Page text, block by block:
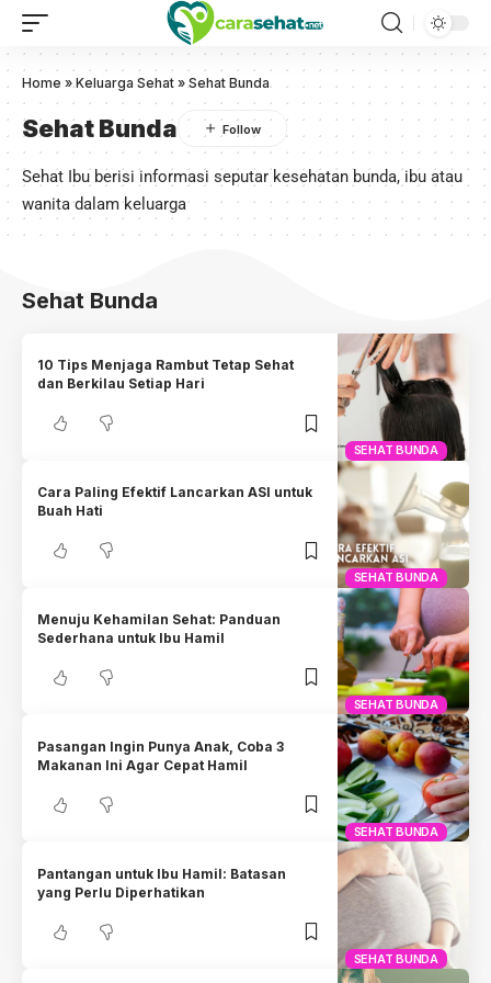
Home »Keluarga Sehat »Sehat Bunda
Sehat Bunda
Sehat Ibu berisi informasi seputar kesehatan bunda, ibu atau
wanita dalam keluarga
Sehat Bunda
SEHAT BUNDA
10 Tips Menjaga Rambut Tetap Sehat
dan Berkilau Setiap Hari
SEHAT BUNDA
Cara Paling Efektif Lancarkan ASI untuk
Buah Hati
SEHAT BUNDA
Menuju Kehamilan Sehat: Panduan
Sederhana untuk Ibu Hamil
SEHAT BUNDA
Pasangan Ingin Punya Anak, Coba 3
Makanan Ini Agar Cepat Hamil
SEHAT BUNDA
Pantangan untuk Ibu Hamil: Batasan
yang Perlu Diperhatikan